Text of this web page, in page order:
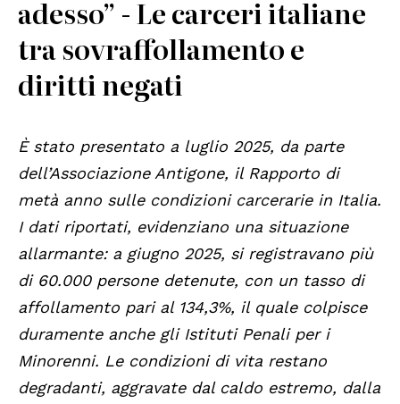
adesso” - Le carceri italiane
tra sovraffollamento e
diritti negati
È stato presentato a luglio 2025, da parte
dell’Associazione Antigone, il Rapporto di
metà anno sulle condizioni carcerarie in Italia.
I dati riportati, evidenziano una situazione
allarmante: a giugno 2025, si registravano più
di 60.000 persone detenute, con un tasso di
affollamento pari al 134,3%, il quale colpisce
duramente anche gli Istituti Penali per i
Minorenni. Le condizioni di vita restano
degradanti, aggravate dal caldo estremo, dalla